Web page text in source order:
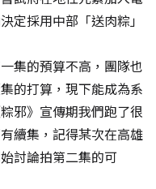
定採用中部「送肉粽」
集的預算不高，團隊也
的打算，現下能成為系
邪》宣傳期我們跑了很
續集，記得某次在高雄
討論拍第二集的可